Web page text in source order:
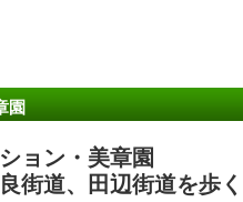
園
ョン・美章園
街道、田辺街道を歩